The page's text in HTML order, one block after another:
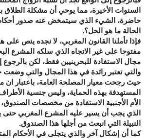
السنوات الأخيرة، مما يوحي أن مشكلة الطلاق
حاضرة، الشيء الذي سيتمخض عنه صدور
الحالة ما هو الحل؟.
فإذا تأملنا القانون المغربي، لا نجده ينص على
مفتوحا على غير الاتجاه الذي سلكه المشرع
مجال الاستفادة للبحرينيين فقط، لكن بالرجوع
والتي تعتبر رائدة في هذا المجال والتي وضعت
حيث رجحت معيار المصلحة العامة، باعتبار
المستهدفة بهذه الحماية، وليس جنسية
الأم الأجنبية الاستفادة من مخصصات
الذي يجب أن يسير عليه المشرع المغربي
النبيلة التي انبعث من أجلها هذا الصندوق.
كما أن إشكال آخر والذي يتجلى في الأحكام